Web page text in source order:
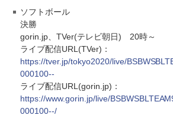
ソフトボール
決勝
gorin.jp、TVer(テレビ朝日) 20時～
ライブ配信URL(TVer)：
https://tver.jp/tokyo2020/live/
000100--
ライブ配信URL(gorin.jp)：
https://www.gorin.jp/live/
000100--/